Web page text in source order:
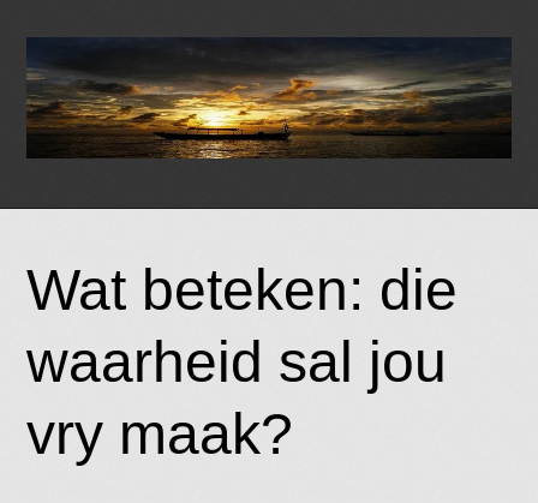
content
Wat beteken: die
waarheid sal jou
vry maak?